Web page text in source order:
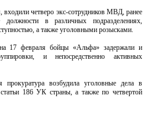
входили четверо экс-сотрудников МВД, ранее
должности в различных подразделениях,
а также уголовными розысками.
17 февраля бойцы «Альфа» задержали и
и непосредственно активных
возбудила уголовные дела в
186 УК страны, а также по четвертой